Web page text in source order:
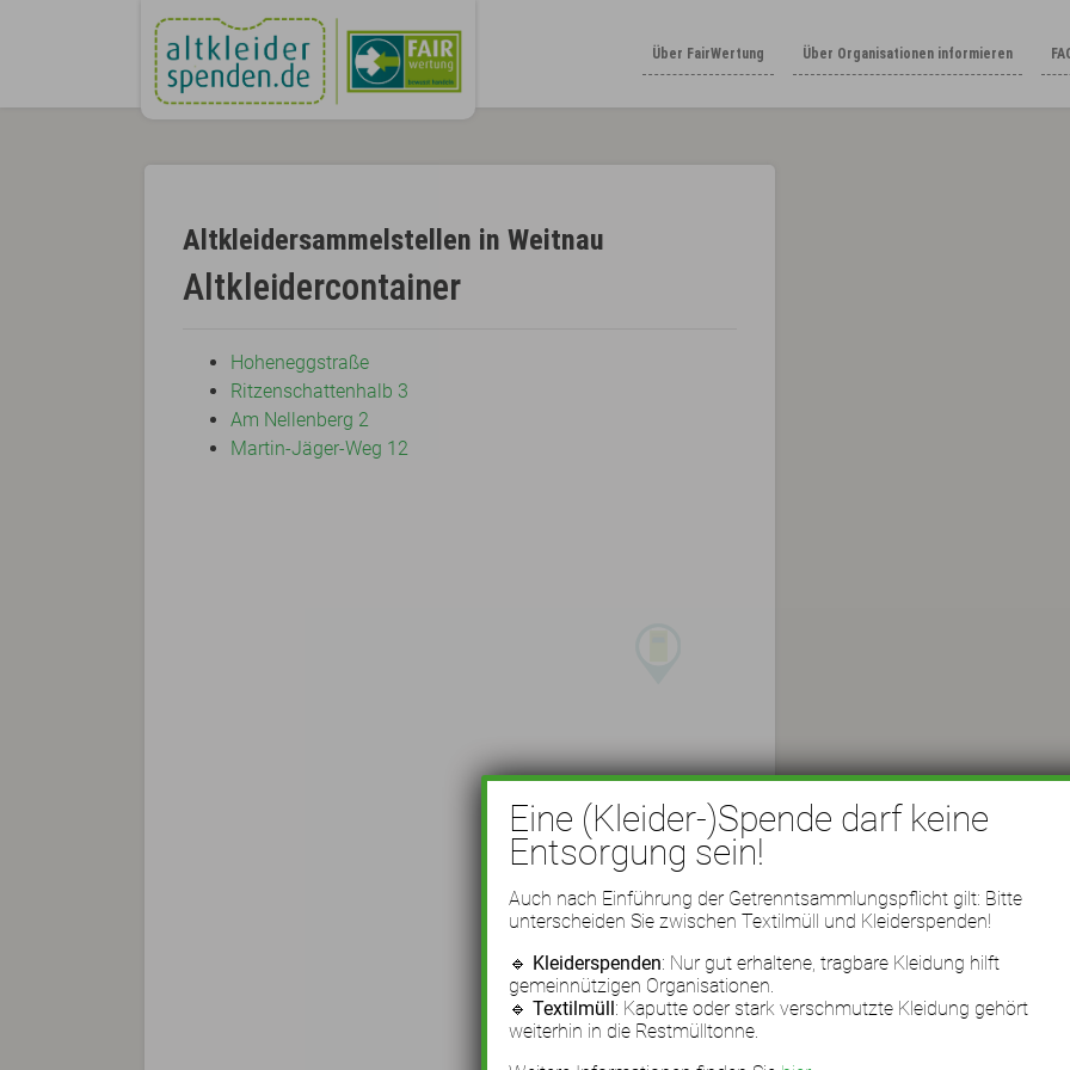
Über FairWertung Über Organisationen informieren
Altkleidersammelstellen in Weitnau
Altkleidercontainer
Hoheneggstraße
Ritzenschattenhalb 3
Am Nellenberg 2
Martin-Jäger-Weg 12
Eine (Kleider-)Spende darf keine
Entsorgung sein!
Auch nach Einführung der Getrenntsammlungspflicht gilt: Bitte
unterscheiden Sie zwischen Textilmüll und Kleiderspenden!
🔹 Kleiderspenden: Nur gut erhaltene, tragbare Kleidung hilft
gemeinnützigen Organisationen.
🔹Textilmüll: Kaputte oder stark verschmutzte Kleidung gehört
weiterhin in die Restmülltonne.